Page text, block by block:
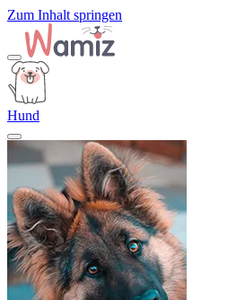
Zum Inhalt springen
Hund